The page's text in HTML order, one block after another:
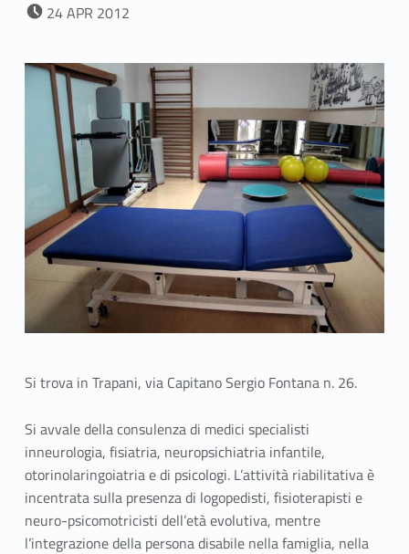
24APR 2012
Si trova in Trapani, via Capitano Sergio Fontana n. 26.
Si avvale della consulenza di medici specialisti
inneurologia, fisiatria, neuropsichiatria infantile,
otorinolaringoiatria e di psicologi. L’attività riabilitativa è
incentrata sulla presenza di logopedisti, fisioterapisti e
neuro-psicomotricisti dell’età evolutiva, mentre
l’integrazione della persona disabile nella famiglia, nella